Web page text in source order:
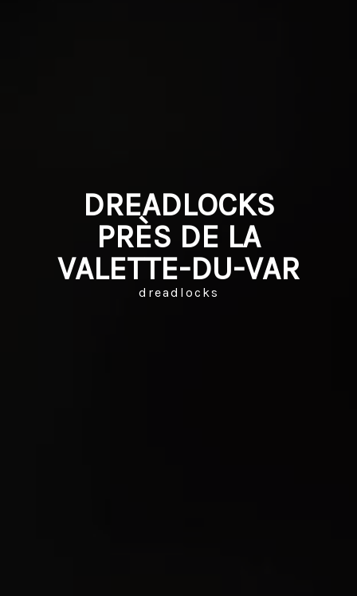
DREADLOCKS
PRÈS DE LA
VALETTE-DU-VAR
dreadlocks